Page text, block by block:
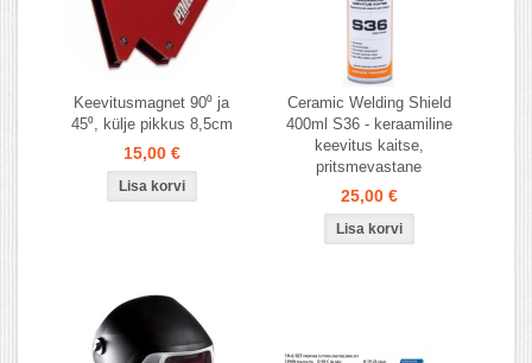
Keevitusmagnet 90⁰ ja
45⁰, külje pikkus 8,5cm
15,00 €
Ceramic Welding Shield
400ml S36 - keraamiline
keevitus kaitse,
pritsmevastane
25,00 €